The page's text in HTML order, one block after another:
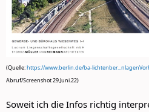
(Quelle:https://www.berlin.de/ba-
Abruf/Screenshot 29.Juni.22)
Soweit ich die Infos richtig